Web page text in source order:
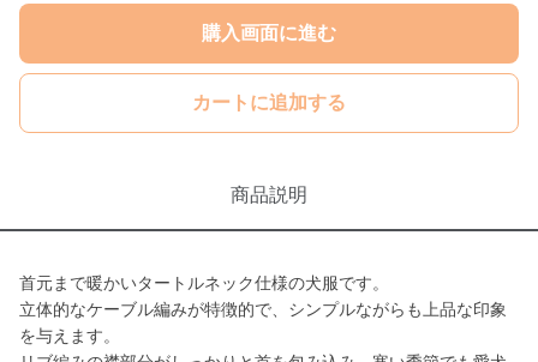
購入画面に進む
カートに追加する
商品説明
首元まで暖かいタートルネック仕様の犬服です。
立体的なケーブル編みが特徴的で、シンプルながらも上品な印象
を与えます。